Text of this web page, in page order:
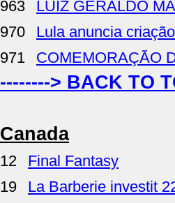
963
LUIZ GERALDO
970
Lula anuncia
971
COMEMORAÇÃO
--------> BACK TO
Canada
12
Final Fantasy
19
La Barberie investit